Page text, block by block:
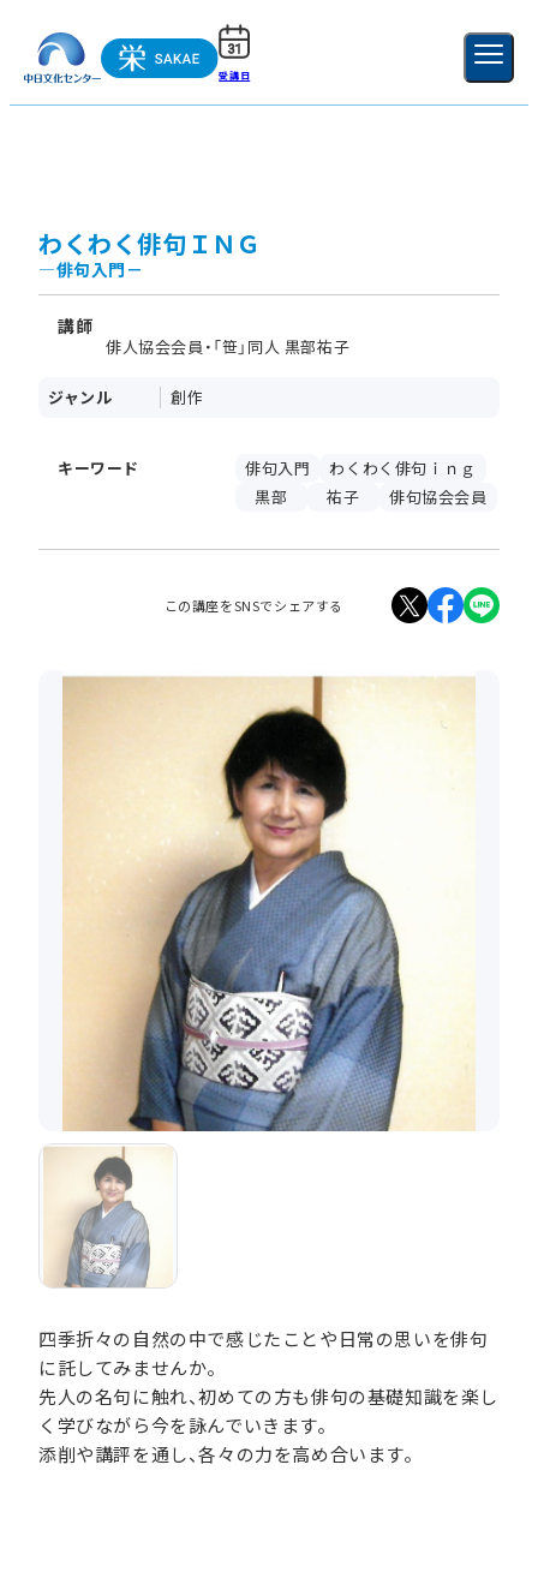
受講日 新規登録
わくわく俳句ＩＮＧ
―俳句入門－
講師
俳人協会会員・「笹」同人 黒部祐子
ジャンル 創作
キーワード 俳句入門
わくわく俳句ｉｎｇ
黒部
祐子 俳句協会会員
この講座をSNSでシェアする
四季折々の自然の中で感じたことや日常の思いを俳句
に託してみませんか。
先人の名句に触れ、初めての方も俳句の基礎知識を楽し
く学びながら今を詠んでいきます。
添削や講評を通し、各々の力を高め合います。